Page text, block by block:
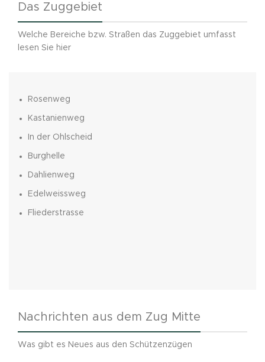
Das Zuggebiet
Welche Bereiche bzw. Straßen das Zuggebiet umfasst
lesen Sie hier
Rosenweg
Kastanienweg
In der Ohlscheid
Burghelle
Dahlienweg
Edelweissweg
Fliederstrasse
Nachrichten aus dem Zug Mitte
Was gibt es Neues aus den Schützenzügen